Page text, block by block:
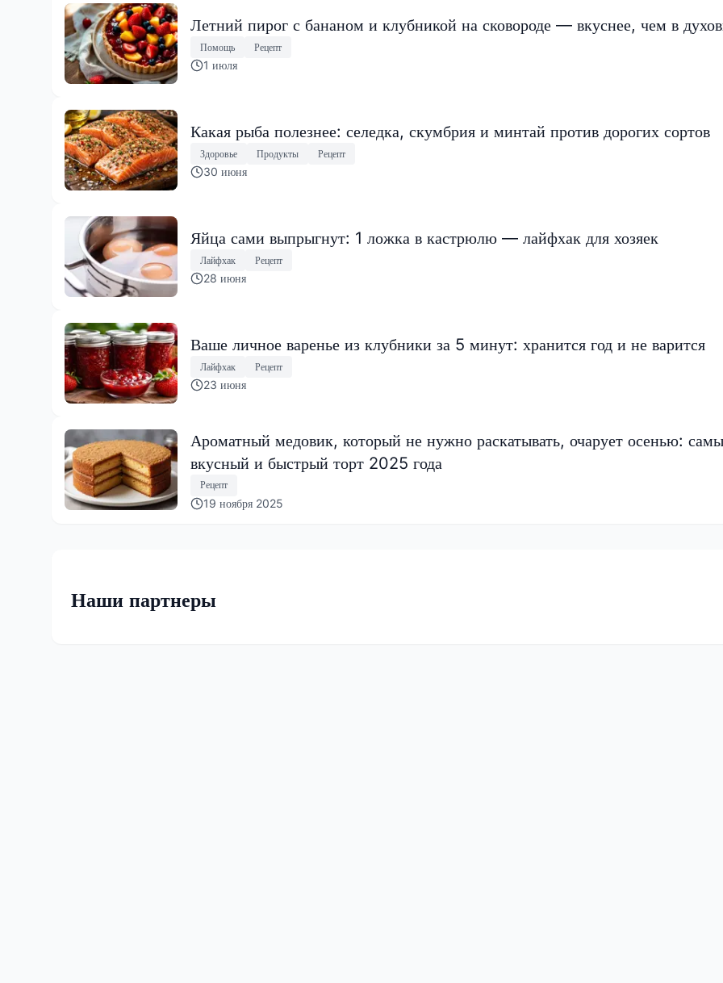
Летний пирог с бананом и клубникой на сковороде — вкуснее, чем в
Помощь Рецепт
1 июля
Какая рыба полезнее: селедка, скумбрия и минтай против дорогих сортов
Здоровье Продукты Рецепт
30 июня
Яйца сами выпрыгнут: 1 ложка в кастрюлю — лайфхак для хозяек
Лайфхак Рецепт
28 июня
Ваше личное варенье из клубники за 5 минут: хранится год и не варится
Лайфхак Рецепт
23 июня
Ароматный медовик, который не нужно раскатывать, очарует осенью:
вкусный и быстрый торт 2025 года
Рецепт
19 ноября 2025
Наши партнеры